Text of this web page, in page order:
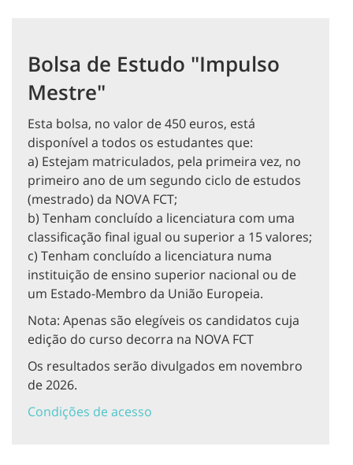
Bolsa de Estudo "Impulso
Mestre"
Esta bolsa, no valor de 450 euros, está
disponível a todos os estudantes que:
a) Estejam matriculados, pela primeira vez, no
primeiro ano de um segundo ciclo de estudos
(mestrado) da NOVA FCT;
b) Tenham concluído a licenciatura com uma
classificação final igual ou superior a 15 valores;
c) Tenham concluído a licenciatura numa
instituição de ensino superior nacional ou de
um Estado-Membro da União Europeia.
Nota: Apenas são elegíveis os candidatos cuja
edição do curso decorra na NOVA FCT
Os resultados serão divulgados em novembro
de 2026.
Condições de acesso